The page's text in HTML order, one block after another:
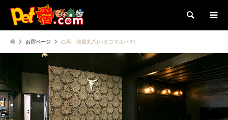
検索
お宿ページ 白馬 旅籠丸八(ハタゴマルハチ)